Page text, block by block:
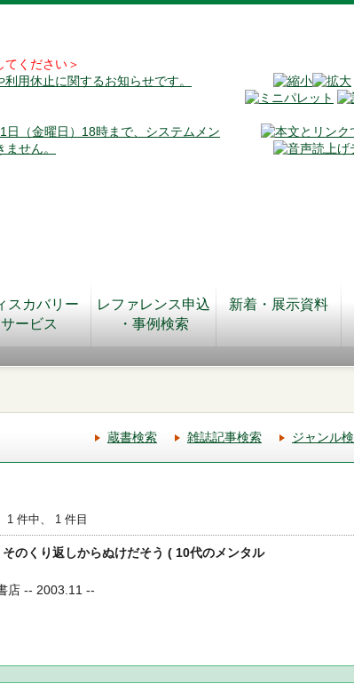
ください＞
用休止に関するお知らせです。
日（金曜日）18時まで、システムメン
せん。
スカバリー
サービス
レファレンス申込
・事例検索
新着・展示資料
蔵書検索 雑誌記事検索 ジャンル
1 件中、 1 件目
のくり返しからぬけだそう ( 10代のメンタル
店 -- 2003.11 --